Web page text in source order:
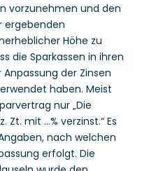
vorzunehmen und den
ergebenden
Höhe zu
die Sparkassen in ihren
der Zinsen
haben. Meist
nur „Die
Zt. mit …% verzinst.“ Es
nach welchen
erfolgt. Die